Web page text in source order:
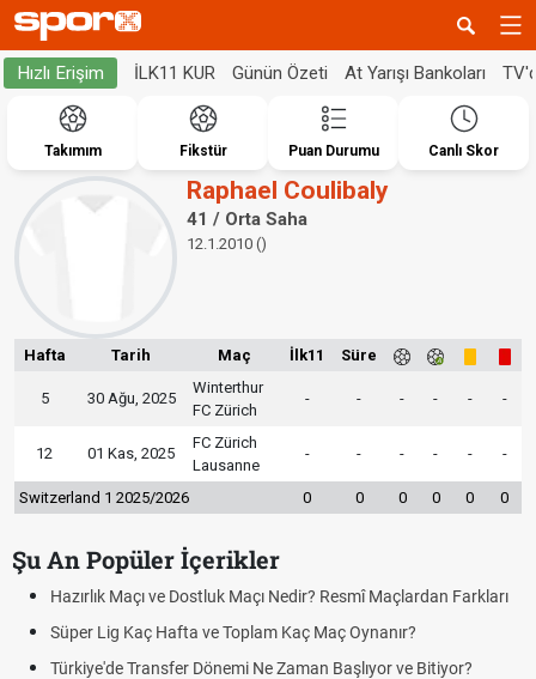
Hızlı Erişim İLK11 KUR Günün Özeti At Yarışı Bankoları
Takımım Fikstür Puan Durumu Canlı Skor
Raphael Coulibaly
41 / Orta Saha
12.1.2010 ()
Hafta Tarih Maç İlk11 Süre
5 30 Ağu, 2025
Winterthur
FC Zürich
- - - - - -
12 01 Kas, 2025
FC Zürich
Lausanne
- - - - - -
Switzerland 1 2025/2026 0 0 0 0 0 0
Şu An Popüler İçerikler
Hazırlık Maçı ve Dostluk Maçı Nedir? Resmî Maçlardan Farkları
Süper Lig Kaç Hafta ve Toplam Kaç Maç Oynanır?
Türkiye'de Transfer Dönemi Ne Zaman Başlıyor ve Bitiyor?